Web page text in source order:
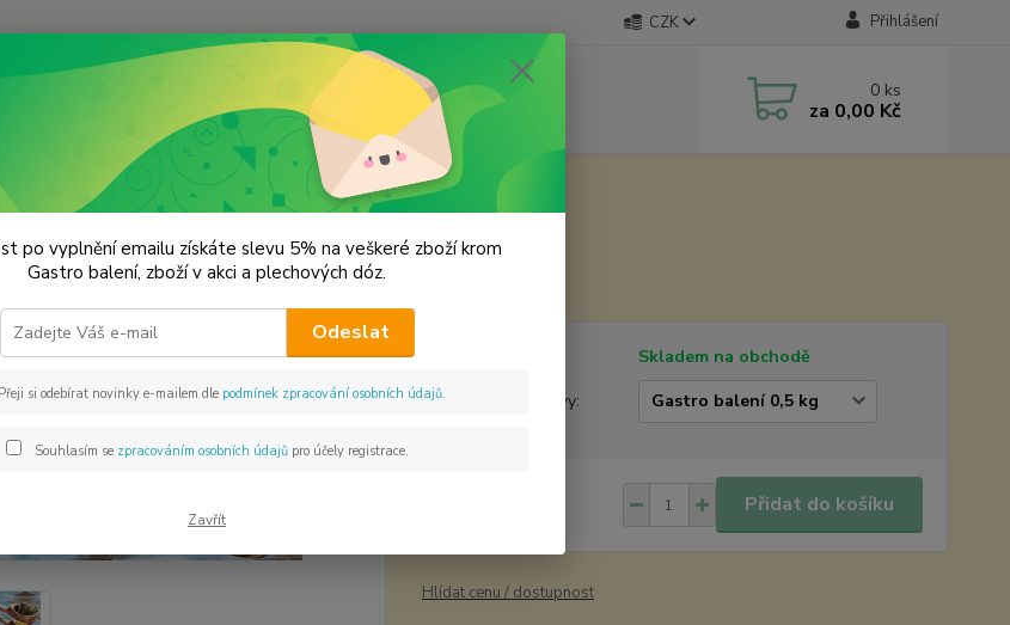
CZK Přihlášení
0 ks
za 0,00 Kč
Chilli papričky mleté
mleté
Skladem na obchodě
Množstevní slevy:
Přidat do košíku
Hlídat cenu / dostupnost
po vyplnění emailu získáte slevu 5% na veškeré zboží krom
Gastro balení, zboží v akci a plechových dóz.
Odeslat
Přeji si odebírat novinky e-mailem dle podmínek zpracování osobních údajů.
Souhlasím se zpracováním osobních údajůpro účely registrace.
Zavřít